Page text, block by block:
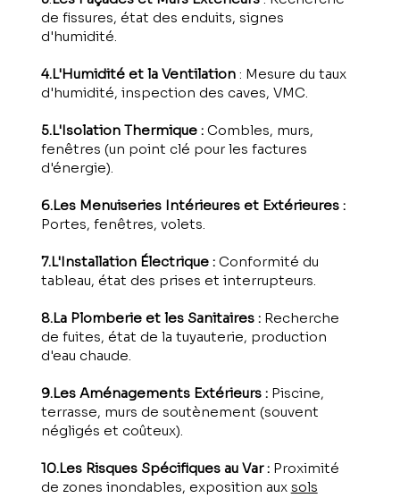
de fissures, état des enduits, signes
d'humidité.
4.L'Humidité et la Ventilation : Mesure du taux
d'humidité, inspection des caves, VMC.
5.L'Isolation Thermique :Combles, murs,
fenêtres (un point clé pour les factures
d'énergie).
6.Les Menuiseries Intérieures et Extérieures :
Portes, fenêtres, volets.
7.L'Installation Électrique :Conformité du
tableau, état des prises et interrupteurs.
8.La Plomberie et les Sanitaires :Recherche
de fuites, état de la tuyauterie, production
d'eau chaude.
9.Les Aménagements Extérieurs :Piscine,
terrasse, murs de soutènement (souvent
négligés et coûteux).
10.Les Risques Spécifiques au Var : Proximité
de zones inondables, exposition aux sols